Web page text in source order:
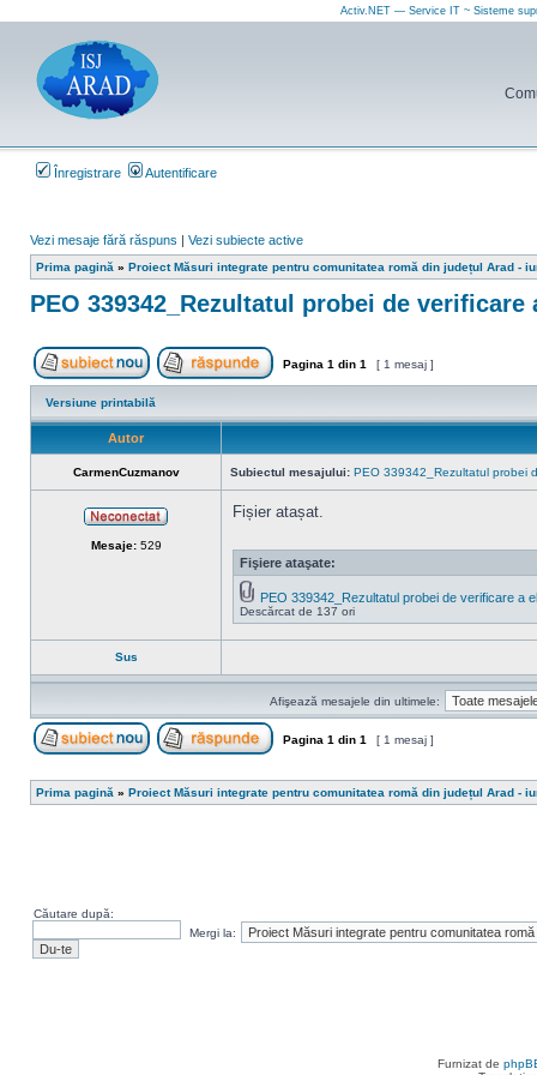
Activ.NET — Service IT ~ Sisteme
Înregistrare Autentificare
Vezi mesaje fără răspuns | Vezi subiecte active
Prima pagină » Proiect Măsuri integrate pentru comunitatea romă din județul Arad -
PEO 339342_Rezultatul probei de
Scrie un subiect nou Răspunde la subiect
Pagina 1 din 1 [ 1 mesaj ]
Versiune printabilă
Autor
CarmenCuzmanov Subiectul mesajului: PEO 339342_Rezultatul probei
Mesaje:529
Fișier atașat.
Fişiere ataşate:
PEO 339342_Rezultatul probei de verificare a
Descărcat de 137 ori
Sus
Afişează mesajele din ultimele:
Pagina 1 din 1 [ 1 mesaj ]
Prima pagină » Proiect Măsuri integrate pentru comunitatea romă din județul Arad -
Căutare după:
Mergi la:
Furnizat de